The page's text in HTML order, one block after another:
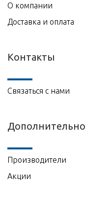
О компании
Доставка и оплата
Контакты
Связаться с нами
Дополнительно
Производители
Акции